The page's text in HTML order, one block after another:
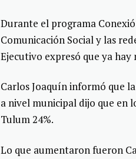
Durante el programa
Comunicación Social y las
Ejecutivo expresó que ya
Carlos Joaquín informó que
a nivel municipal dijo que en
Tulum 24%.
Lo que aumentaron fueron